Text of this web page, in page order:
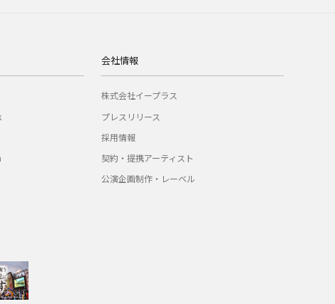
会社情報
株式会社イープラス
プレスリリース
採用情報
契約・提携アーティスト
公演企画制作・レーベル